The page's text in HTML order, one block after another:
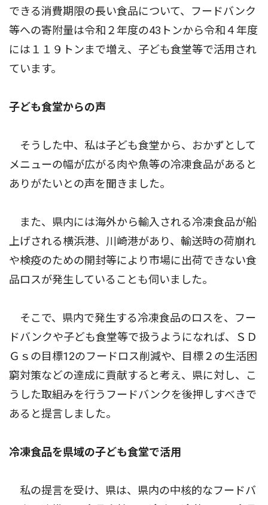
できる消費期限の長い食品について、フードバンク
等への寄附量は令和２年度の43トンから令和４年度
には１１９トンまで増え、子ども食堂等で活用され
ています。
子ども食堂からの声
そうした中、私は子ども食堂から、おかずとして
メニューの幅が広がる肉や魚等の冷凍食品があると
ありがたいとの声を聞きました。
また、県内には海外から輸入される冷凍食品が船
上げされる横浜港、川崎港があり、輸送時の荷崩れ
や検疫のための開封等により市場に出荷できない食
品ロスが発生していることも伺いました。
そこで、県内で発生する冷凍食品のロスを、フー
ドバンクや子ども食堂等で扱うようになれば、ＳＤ
Ｇｓの目標12のフードロス削減や、目標２の生活困
窮対策などの達成に貢献すると考え、県に対し、こ
うした取組みを行うフードバンクを後押しすべきで
あると提言しました。
冷凍食品を県域の子ども食堂で活用
私の提言を受け、県は、県内の中核的なフードバ